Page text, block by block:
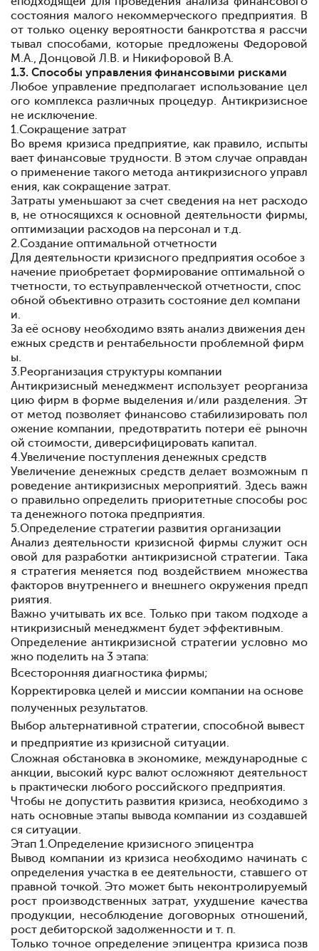
состояния малого некоммерческого предприятия. В
от только оценку вероятности банкротства я рассчи
тывал способами, которые предложены Федоровой
М.А., Донцовой Л.В. и Никифоровой В.А.
1.3. Способы управления финансовыми рисками
Любое управление предполагает использование цел
ого комплекса различных процедур. Антикризисное
не исключение.
1.Сокращение затрат
Во время кризиса предприятие, как правило, испыты
вает финансовые трудности. В этом случае оправдан
о применение такого метода антикризисного управл
ения, как сокращение затрат.
Затраты уменьшают за счет сведения на нет расходо
в, не относящихся к основной деятельности фирмы,
оптимизации расходов на персонал и т.д.
2.Создание оптимальной отчетности
Для деятельности кризисного предприятия особое з
начение приобретает формирование оптимальной о
тчетности, то естьуправленческой отчетности, спос
обной объективно отразить состояние дел компани
и.
За её основу необходимо взять анализ движения ден
ежных средств и рентабельности проблемной фирм
ы.
3. Реорганизация структуры компании
Антикризисный менеджмент использует реорганиза
цию фирм в форме выделения и/или разделения. Эт
от метод позволяет финансово стабилизировать пол
ожение компании, предотвратить потери её рыночн
ой стоимости, диверсифицировать капитал.
4.Увеличение поступления денежных средств
Увеличение денежных средств делает возможным п
роведение антикризисных мероприятий. Здесь важн
о правильно определить приоритетные способы рос
та денежного потока предприятия.
5.Определение стратегии развития организации
Анализ деятельности кризисной фирмы служит осн
овой для разработки антикризисной стратегии. Така
я стратегия меняется под воздействием множества
факторов внутреннего и внешнего окружения предп
риятия.
Важно учитывать их все. Только при таком подходе а
нтикризисный менеджмент будет эффективным.
Определение антикризисной стратегии условно мо
жно поделить на 3 этапа:
Всесторонняя диагностика фирмы;
Корректировка целей и миссии компании на основе
полученных результатов.
Выбор альтернативной стратегии, способной вывест
и предприятие из кризисной ситуации.
Сложная обстановка в экономике, международные с
анкции, высокий курс валют осложняют деятельност
ь практически любого российского предприятия.
Чтобы не допустить развития кризиса, необходимо з
нать основные этапы вывода компании из создавшей
ся ситуации.
Этап 1.Определение кризисного эпицентра
Вывод компании из кризиса необходимо начинать с
определения участка в ее деятельности, ставшего от
правной точкой. Это может быть неконтролируемый
рост производственных затрат, ухудшение качества
продукции, несоблюдение договорных отношений,
рост дебиторской задолженности и т. п.
Только точное определение эпицентра кризиса позв